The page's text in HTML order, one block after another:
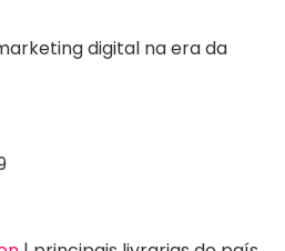
digital na era da